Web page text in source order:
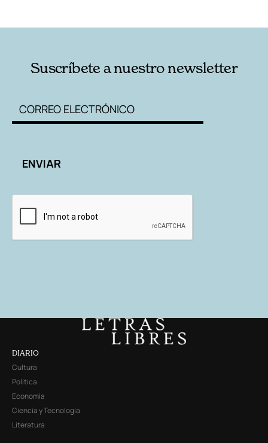
Suscríbete a nuestro newsletter
DIARIO
Cultura
Política
Economía
Ciencia y Tecnología
Literatura